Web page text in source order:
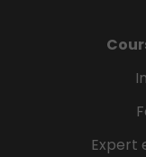
Expert